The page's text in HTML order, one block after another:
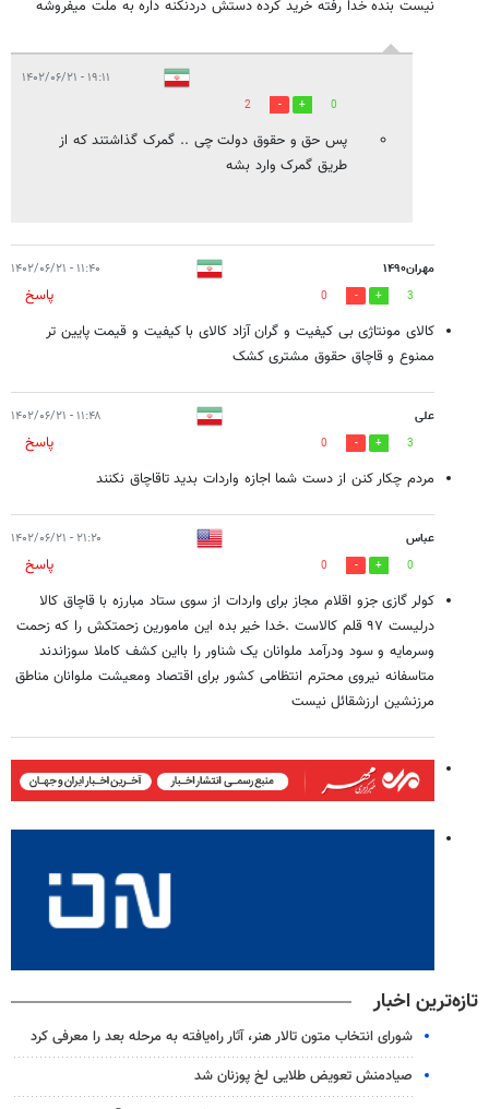
نیست بنده خدا رفته خرید کرده دستش دردنکنه داره به ملت میفروشه
۱۹:۱۱ - ۱۴۰۲/۰۶/۲۱
0
2
پس حق و حقوق دولت چی .. گمرک گذاشتند که از
طریق گمرک وارد بشه
مهران۱۴۹۰ ۱۱:۴۰ - ۱۴۰۲/۰۶/۲۱
3
0
پاسخ
کالای مونتاژی بی کیفیت و گران آزاد کالای با کیفیت و قیمت پایین تر
ممنوع و قاچاق حقوق مشتری کشک
علی ۱۱:۴۸ - ۱۴۰۲/۰۶/۲۱
3
0
پاسخ
مردم چکار کنن از دست شما اجازه واردات بدید تاقاچاق نکنند
عباس ۲۱:۲۰ - ۱۴۰۲/۰۶/۲۱
0
0
پاسخ
کولر گازی جزو اقلام مجاز برای واردات از سوی ستاد مبارزه با قاچاق کالا
درلیست ۹۷ قلم کالاست .خدا خیر بده این مامورین زحمتکش را که زحمت
وسرمایه و سود ودرآمد ملوانان یک شناور را بااین کشف کاملا سوزاندند
متاسفانه نیروی محترم انتظامی کشور برای اقتصاد ومعیشت ملوانان مناطق
مرزنشین ارزشقائل نیست
تازه‌ترین اخبار
شورای انتخاب متون تالار هنر، آثار راه‌یافته به مرحله بعد را معرفی کرد
صیادمنش تعویض طلایی لخ پوزنان شد